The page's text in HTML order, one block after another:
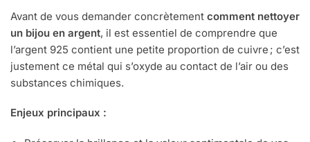
Avant de vous demander concrètement comment nettoyer
un bijou en argent, il est essentiel de comprendre que
l’argent 925 contient une petite proportion de cuivre ; c’est
justement ce métal qui s’oxyde au contact de l’air ou des
substances chimiques.
Enjeux principaux :